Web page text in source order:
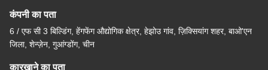
6 / एफ सी 3 बिल्डिंग, हेंगफेंग औद्योगिक क्षेत्र, हेझोउ गांव, ज़िक्सियांग शहर, बाओ'एन
कारखाने का पता
6 / एफ सी 3 बिल्डिंग, हेंगफेंग औद्योगिक क्षेत्र, हेझोउ गांव, ज़िक्सियांग शहर, बाओ'एन